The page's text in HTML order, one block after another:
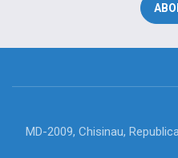
MD-2009, Chisinau,